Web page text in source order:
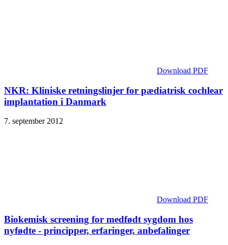
Download PDF
NKR: Kliniske retningslinjer for pædiatrisk cochlear
implantation i Danmark
7. september 2012
Download PDF
Biokemisk screening for medfødt sygdom hos
nyfødte - principper, erfaringer, anbefalinger